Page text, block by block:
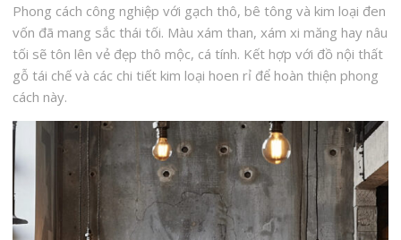
Phong cách công nghiệp với gạch thô, bê tông và kim loại đen
vốn đã mang sắc thái tối. Màu xám than, xám xi măng hay nâu
tối sẽ tôn lên vẻ đẹp thô mộc, cá tính. Kết hợp với đồ nội thất
gỗ tái chế và các chi tiết kim loại hoen rỉ để hoàn thiện phong
cách này.